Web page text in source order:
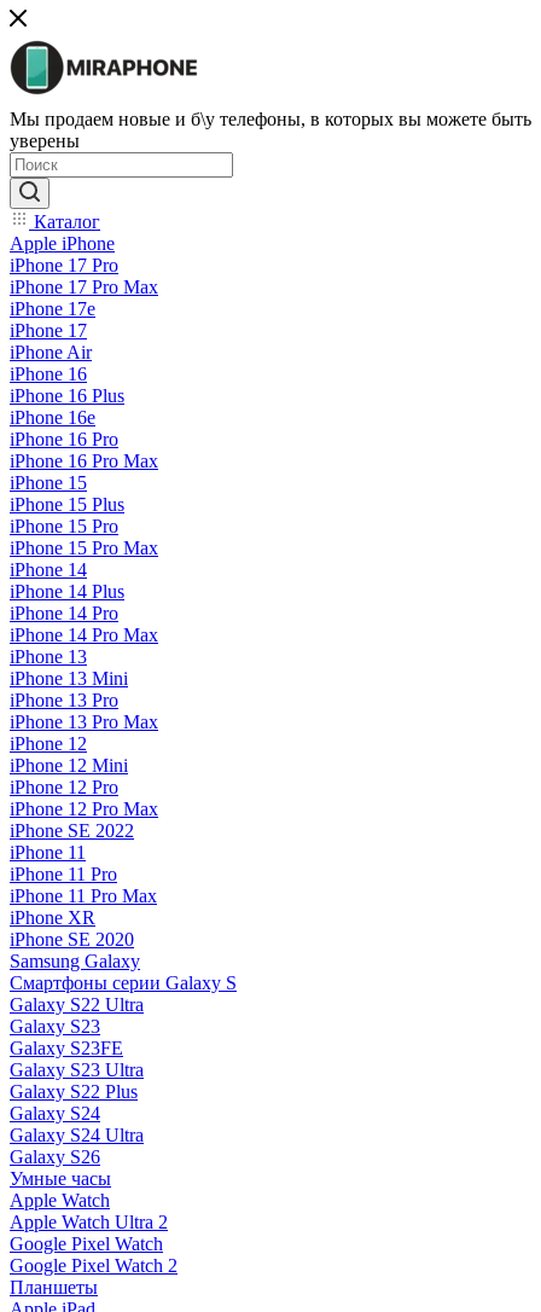
Мы продаем новые и б\у телефоны, в которых вы можете быть
уверены
Каталог
Apple iPhone
iPhone 17 Pro
iPhone 17 Pro Max
iPhone 17e
iPhone 17
iPhone Air
iPhone 16
iPhone 16 Plus
iPhone 16e
iPhone 16 Pro
iPhone 16 Pro Max
iPhone 15
iPhone 15 Plus
iPhone 15 Pro
iPhone 15 Pro Max
iPhone 14
iPhone 14 Plus
iPhone 14 Pro
iPhone 14 Pro Max
iPhone 13
iPhone 13 Mini
iPhone 13 Pro
iPhone 13 Pro Max
iPhone 12
iPhone 12 Mini
iPhone 12 Pro
iPhone 12 Pro Max
iPhone SE 2022
iPhone 11
iPhone 11 Pro
iPhone 11 Pro Max
iPhone XR
iPhone SE 2020
Samsung Galaxy
Смартфоны серии Galaxy S
Galaxy S22 Ultra
Galaxy S23
Galaxy S23FE
Galaxy S23 Ultra
Galaxy S22 Plus
Galaxy S24
Galaxy S24 Ultra
Galaxy S26
Умные часы
Apple Watch
Apple Watch Ultra 2
Google Pixel Watch
Google Pixel Watch 2
Планшеты